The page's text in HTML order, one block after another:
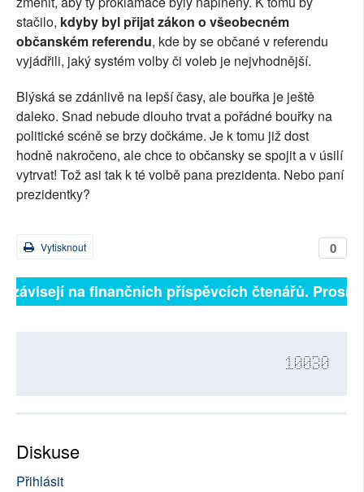
stačilo, kdyby byl přijat zákon o všeobecném
občanském referendu, kde by se občané v referendu
vyjádřili, jaký systém volby či voleb je nejvhodnější.
Blýská se zdánlivě na lepší časy, ale bouřka je ještě
daleko. Snad nebude dlouho trvat a pořádné bouřky na
politické scéně se brzy dočkáme. Je k tomu již dost
hodně nakročeno, ale chce to občansky se spojit a v úsilí
vytrvat! Tož asi tak k té volbě pana prezidenta. Nebo paní
prezidentky?
0
Vytisknout
na finančních příspěvcích čtenářů.
10030
Diskuse
Přihlásit